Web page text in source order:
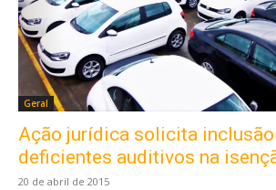
Geral
Ação jurídica solicita
deficientes auditivos na
20 de abril de 2015
Este site usa cookies para
obtenha a melhor experiência
Ao usar nosso site você